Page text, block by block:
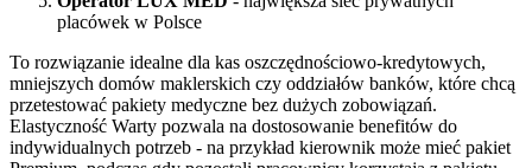
placówek w Polsce
To rozwiązanie idealne dla kas oszczędnościowo-kredytowych,
mniejszych domów maklerskich czy oddziałów banków, które chcą
przetestować pakiety medyczne bez dużych zobowiązań.
Elastyczność Warty pozwala na dostosowanie benefitów do
indywidualnych potrzeb - na przykład kierownik może mieć pakiet